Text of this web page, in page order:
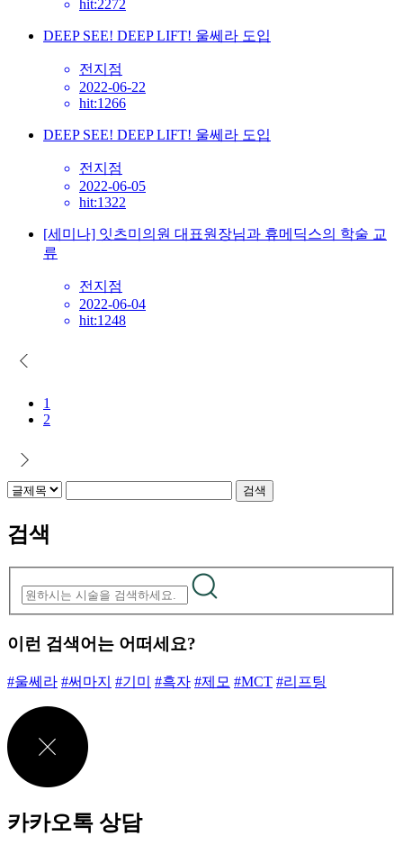
hit:2272
DEEP SEE! DEEP LIFT! 울쎄라 도입
전지점
2022-06-22
hit:1266
DEEP SEE! DEEP LIFT! 울쎄라 도입
전지점
2022-06-05
hit:1322
[세미나] 잇츠미의원 대표원장님과 휴메딕스의 학술 교
류
전지점
2022-06-04
hit:1248
1
2
검색
이런 검색어는 어떠세요?
#울쎄라 #써마지 #기미 #흑자 #제모 #MCT #리프팅
카카오톡 상담